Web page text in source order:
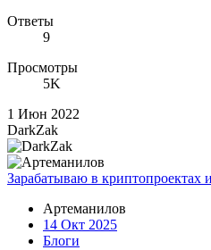
Ответы
9
Просмотры
5K
1 Июн 2022
DarkZak
Зарабатываю в криптопроектах
Артеманилов
14 Окт 2025
Блоги